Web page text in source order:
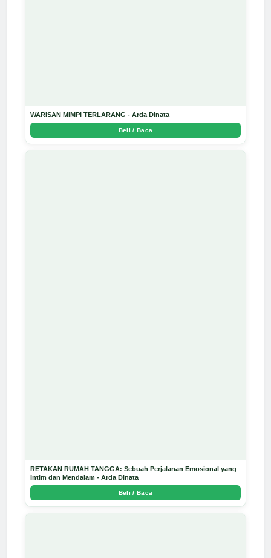
WARISAN MIMPI TERLARANG - Arda Dinata
Beli / Baca
RETAKAN RUMAH TANGGA: Sebuah Perjalanan Emosional yang
Intim dan Mendalam - Arda Dinata
Beli / Baca